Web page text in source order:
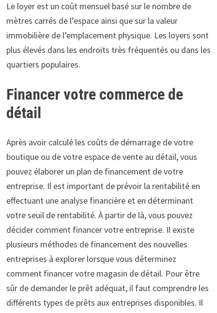
Le loyer est un coût mensuel basé sur le nombre de
mètres carrés de l’espace ainsi que sur la valeur
immobilière de l’emplacement physique. Les loyers sont
plus élevés dans les endroits très fréquentés ou dans les
quartiers populaires.
Financer votre commerce de
détail
Après avoir calculé les coûts de démarrage de votre
boutique ou de votre espace de vente au détail, vous
pouvez élaborer un plan de financement de votre
entreprise. Il est important de prévoir la rentabilité en
effectuant une analyse financière et en déterminant
votre seuil de rentabilité. À partir de là, vous pouvez
décider comment financer votre entreprise. Il existe
plusieurs méthodes de financement des nouvelles
entreprises à explorer lorsque vous déterminez
comment financer votre magasin de détail. Pour être
sûr de demander le prêt adéquat, il faut comprendre les
différents types de prêts aux entreprises disponibles. Il